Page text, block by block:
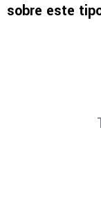
sobre este